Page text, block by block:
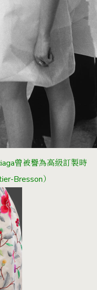
曾被譽為高級訂製時
Bresson）